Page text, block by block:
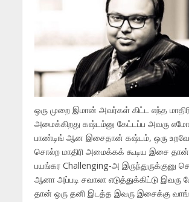
ஒரு முறை இமான் அவர்கள் கிட்ட எந்த
அமைக்கிறது கஷ்டம்னு கேட்டப்ப அவரு
பாண்டிங் ஆன இசைதான் கஷ்டம், ஒரு
சொல்ற மாதிரி அமைக்கக் கூடிய இசை
பயங்கர Challenging-அ இருந்துருக்குனு
ஆனா அப்படி சவாலா எடுத்துக்கிட்டு இவரு
தான் ஒரு தனி இடத்த இவரு இசைக்கு